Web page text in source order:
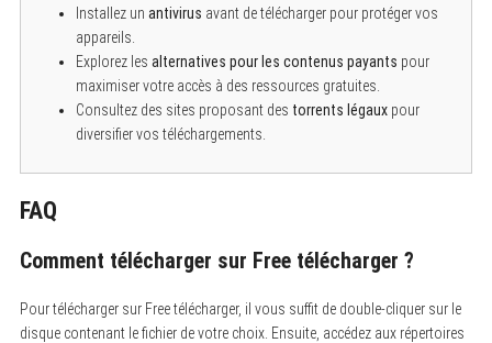
Installez un antivirus avant de télécharger pour protéger vos
appareils.
Explorez les alternatives pour les contenus payants pour
maximiser votre accès à des ressources gratuites.
Consultez des sites proposant des torrents légauxpour
diversifier vos téléchargements.
FAQ
Comment télécharger sur Free télécharger ?
Pour télécharger sur Free télécharger, il vous suffit de double-cliquer sur le
disque contenant le fichier de votre choix. Ensuite, accédez aux répertoires